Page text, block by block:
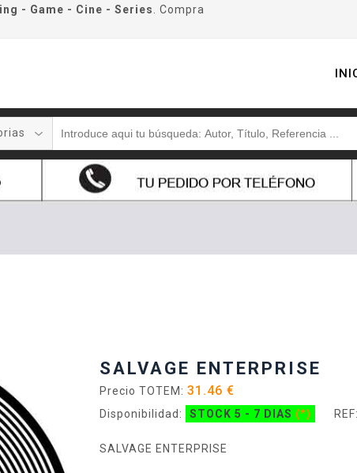
- Game - Cine - Series
. Compra
SALVAGE ENTERPRISE
Precio TOTEM: 31.46 €
Disponibilidad: STOCK 5 - 7 DIAS (*) REF:
SALVAGE ENTERPRISE